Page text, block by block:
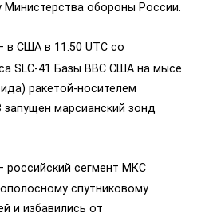
Министерства обороны России.
в США в 11:50 UTC со
SLC-41 Базы ВВС США на мысе
ракетой-носителем
запущен марсианский зонд
российский сегмент МКС
спутниковому
и избавились от